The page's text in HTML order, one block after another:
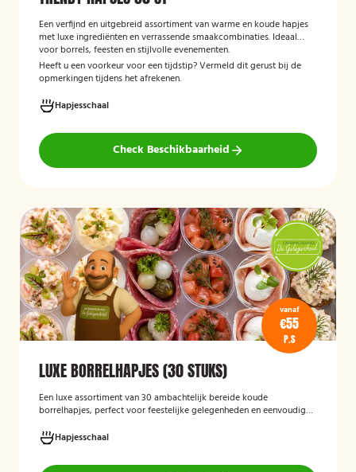
Een verfijnd en uitgebreid assortiment van warme en koude hapjes
met luxe ingrediënten en verrassende smaakcombinaties. Ideaal
voor borrels, feesten en stijlvolle evenementen.
Heeft u een voorkeur voor een tijdstip? Vermeld dit gerust bij de
opmerkingen tijdens het afrekenen.
Hapjesschaal
Check Beschikbaarheid
vanaf
€55
P.S
LUXE BORRELHAPJES (30 STUKS)
Een luxe assortiment van 30 ambachtelijk bereide koude
borrelhapjes, perfect voor feestelijke gelegenheden en eenvoudig
Hapjesschaal